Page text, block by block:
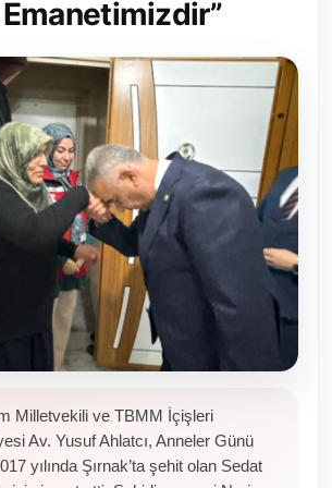
Üst Kurullar
Milletvekili ve TBMM İçişleri
Av. Yusuf Ahlatcı, Anneler Günü
yılında Şırnak’ta şehit olan Sedat